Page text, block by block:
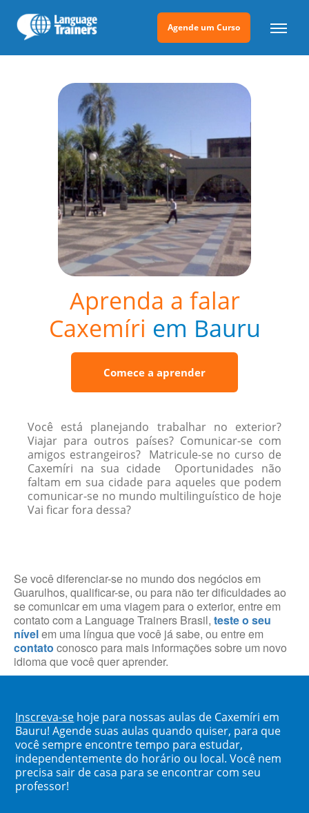
Agende um Curso
Aprenda a falar
Caxemíri em Bauru
Comece a aprender
Você está planejando trabalhar no exterior?
Viajar para outros países? Comunicar-se com
amigos estrangeiros? Matricule-se no curso de
Caxemíri na sua cidade Oportunidades não
faltam em sua cidade para aqueles que podem
comunicar-se no mundo multilinguístico de hoje
Vai ficar fora dessa?
Se você diferenciar-se no mundo dos negócios em
Guarulhos, qualificar-se, ou para não ter dificuldades ao
se comunicar em uma viagem para o exterior, entre em
contato com a Language Trainers Brasil, teste o seu
nívelem uma língua que você já sabe, ou entre em
contato conosco para mais informações sobre um novo
idioma que você quer aprender.
Inscreva-se hoje para nossas aulas de Caxemíri em
Bauru! Agende suas aulas quando quiser, para que
você sempre encontre tempo para estudar,
independentemente do horário ou local. Você nem
precisa sair de casa para se encontrar com seu
professor!